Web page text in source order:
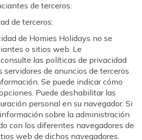
de terceros.
de terceros:
de Homies Holidays no se
o sitios web. Le
las políticas de privacidad
de anuncios de terceros
Se puede indicar cómo
Puede deshabilitar las
personal en su navegador. Si
sobre la administración
con los diferentes navegadores de
web de dichos navegadores.